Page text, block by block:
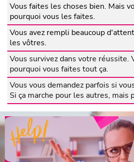
Vous faites les choses bien. Mais
pourquoi vous les faites.
Vous avez rempli beaucoup
les vôtres.
Vous survivez dans votre réussite.
pourquoi vous faites tout ça.
Vous vous demandez parfois si
Si ça marche pour les autres, mais